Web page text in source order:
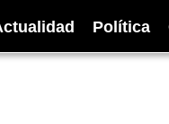
Política